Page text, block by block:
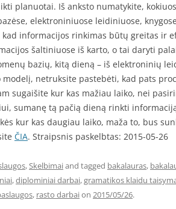
planuotai. Iš anksto numatykite,
elektroniniuose leidiniuose,
informacijos rinkimas būtų greitas ir
šaltiniuose iš karto, o tai daryti
bazių, kitą dieną – iš elektroninių
netruksite pastebėti, kad pats
sugaišite kur kas mažiau laiko, nei
sumanę tą pačią dieną rinkti
kur kas daugiau laiko, maža to, bus
ČIA. Straipsnis paskelbtas: 2015-05-26
,Skelbimaiand tagged bakalauras,
,diplominiai darbai,gramatikos klaidu
, rasto darbaion 2015/05/26.